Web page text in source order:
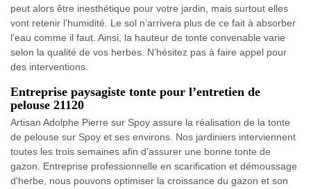
peut alors être inesthétique pour votre jardin, mais surtout elles
vont retenir l’humidité. Le sol n’arrivera plus de ce fait à absorber
l’eau comme il faut. Ainsi, la hauteur de tonte convenable varie
selon la qualité de vos herbes. N’hésitez pas à faire appel pour
des interventions.
Entreprise paysagiste tonte pour l’entretien de
pelouse 21120
Artisan Adolphe Pierre sur Spoy assure la réalisation de la tonte
de pelouse sur Spoy et ses environs. Nos jardiniers interviennent
toutes les trois semaines afin d’assurer une bonne tonte de
gazon. Entreprise professionnelle en scarification et démoussage
d'herbe, nous pouvons optimiser la croissance du gazon et son